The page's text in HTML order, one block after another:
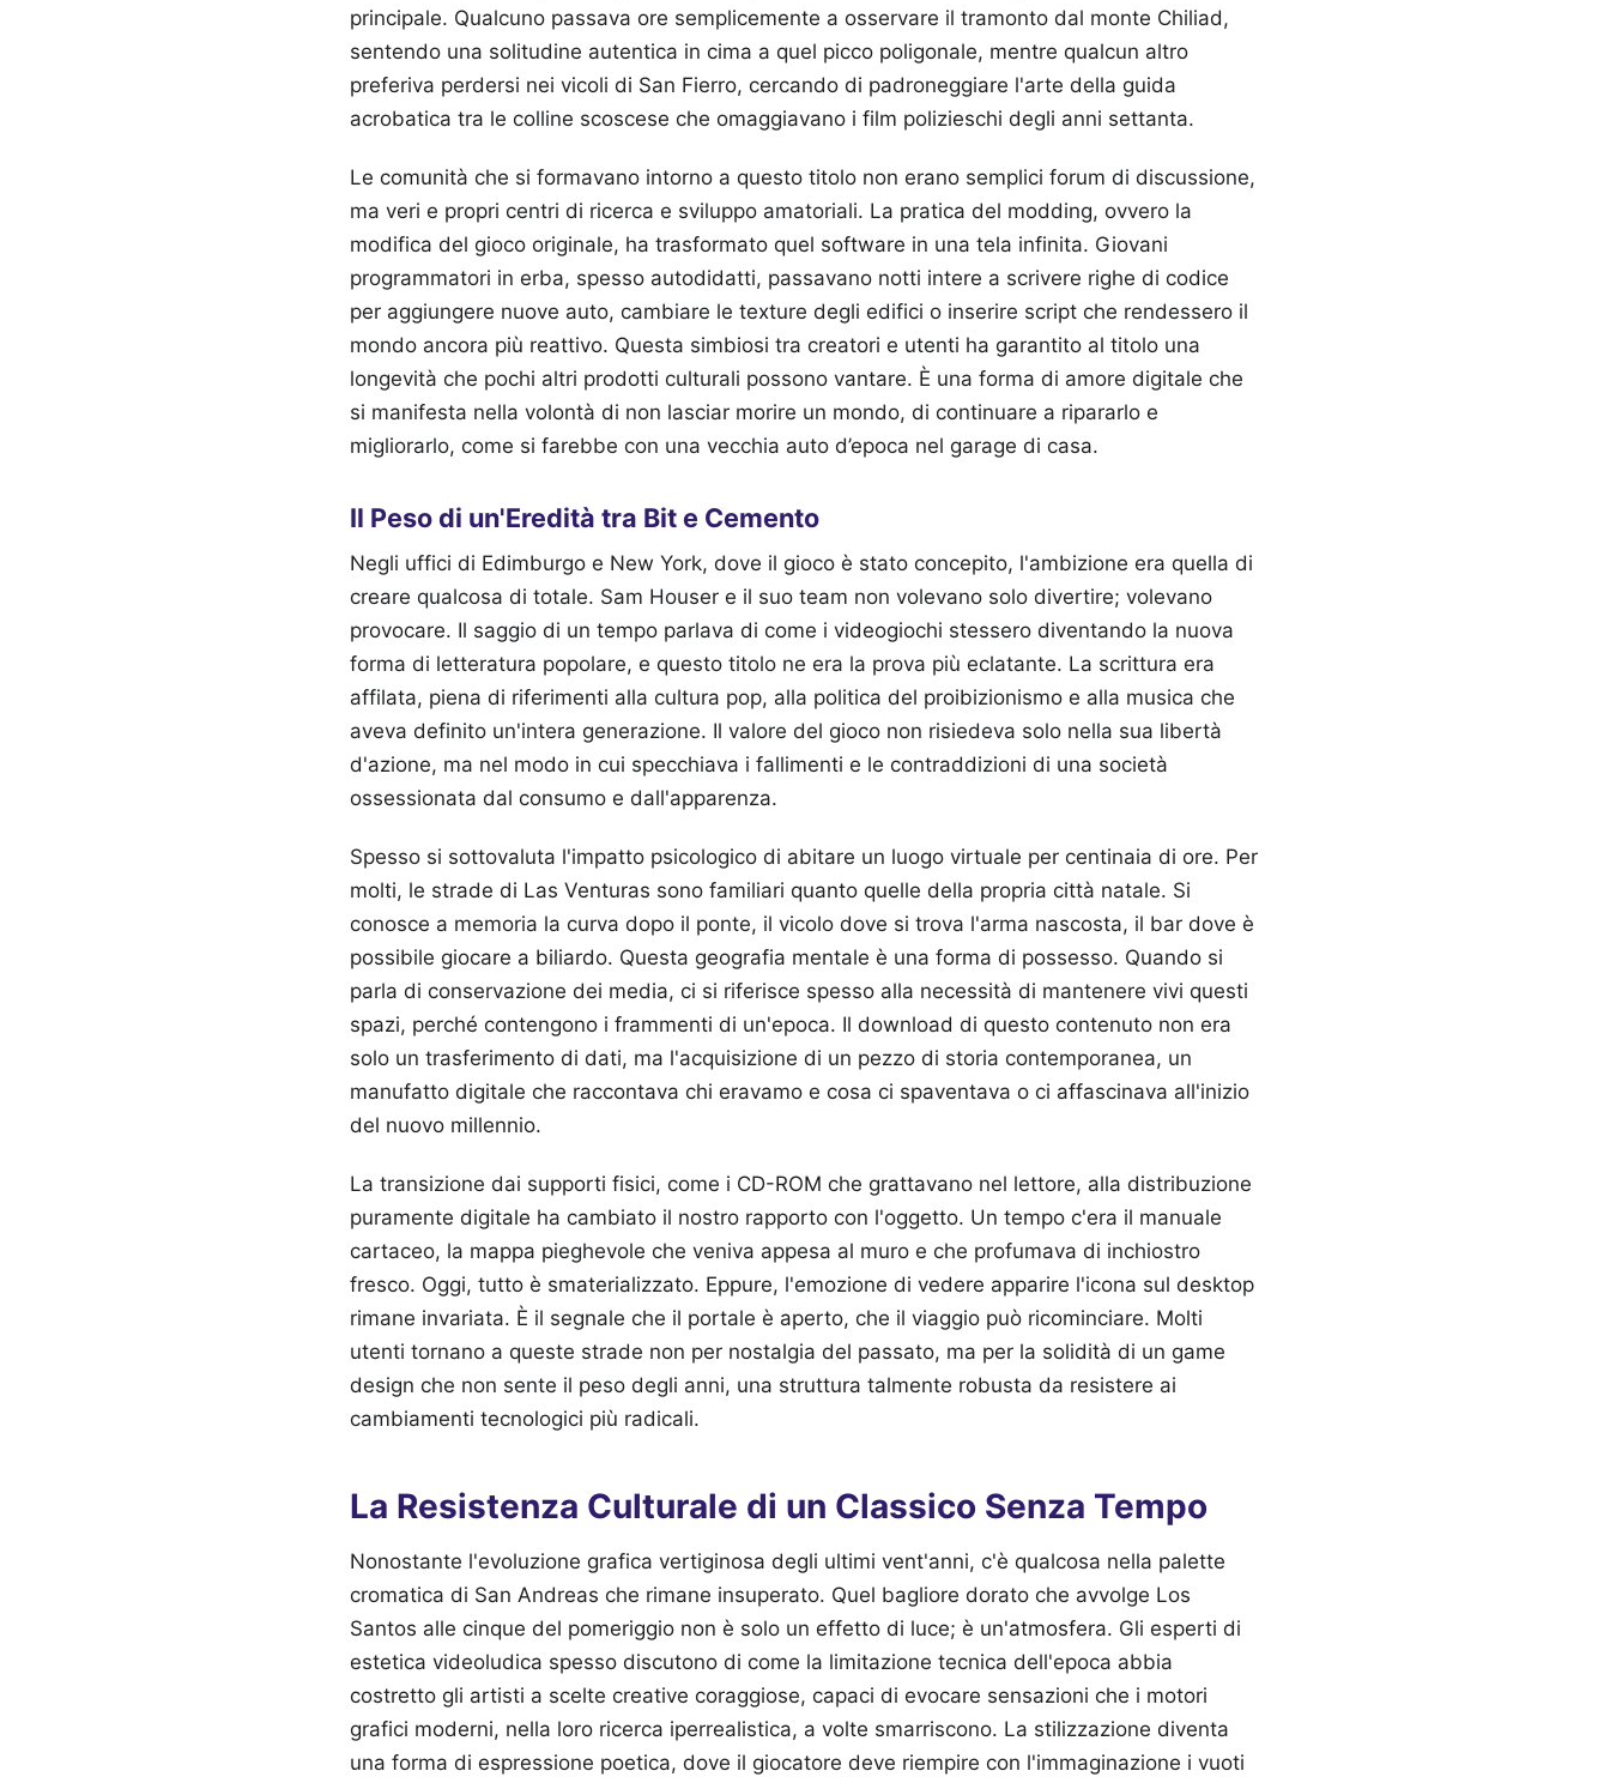
principale. Qualcuno passava ore semplicemente a osservare il tramonto dal monte Chiliad,
sentendo una solitudine autentica in cima a quel picco poligonale, mentre qualcun altro
preferiva perdersi nei vicoli di San Fierro, cercando di padroneggiare l'arte della guida
acrobatica tra le colline scoscese che omaggiavano i film polizieschi degli anni settanta.
Le comunità che si formavano intorno a questo titolo non erano semplici forum di discussione,
ma veri e propri centri di ricerca e sviluppo amatoriali. La pratica del modding, ovvero la
modifica del gioco originale, ha trasformato quel software in una tela infinita. Giovani
programmatori in erba, spesso autodidatti, passavano notti intere a scrivere righe di codice
per aggiungere nuove auto, cambiare le texture degli edifici o inserire script che rendessero il
mondo ancora più reattivo. Questa simbiosi tra creatori e utenti ha garantito al titolo una
longevità che pochi altri prodotti culturali possono vantare. È una forma di amore digitale che
si manifesta nella volontà di non lasciar morire un mondo, di continuare a ripararlo e
migliorarlo, come si farebbe con una vecchia auto d’epoca nel garage di casa.
Il Peso di un'Eredità tra Bit e Cemento
Negli uffici di Edimburgo e New York, dove il gioco è stato concepito, l'ambizione era quella di
creare qualcosa di totale. Sam Houser e il suo team non volevano solo divertire; volevano
provocare. Il saggio di un tempo parlava di come i videogiochi stessero diventando la nuova
forma di letteratura popolare, e questo titolo ne era la prova più eclatante. La scrittura era
affilata, piena di riferimenti alla cultura pop, alla politica del proibizionismo e alla musica che
aveva definito un'intera generazione. Il valore del gioco non risiedeva solo nella sua libertà
d'azione, ma nel modo in cui specchiava i fallimenti e le contraddizioni di una società
ossessionata dal consumo e dall'apparenza.
Spesso si sottovaluta l'impatto psicologico di abitare un luogo virtuale per centinaia di ore. Per
molti, le strade di Las Venturas sono familiari quanto quelle della propria città natale. Si
conosce a memoria la curva dopo il ponte, il vicolo dove si trova l'arma nascosta, il bar dove è
possibile giocare a biliardo. Questa geografia mentale è una forma di possesso. Quando si
parla di conservazione dei media, ci si riferisce spesso alla necessità di mantenere vivi questi
spazi, perché contengono i frammenti di un'epoca. Il download di questo contenuto non era
solo un trasferimento di dati, ma l'acquisizione di un pezzo di storia contemporanea, un
manufatto digitale che raccontava chi eravamo e cosa ci spaventava o ci affascinava all'inizio
del nuovo millennio.
La transizione dai supporti fisici, come i CD-ROM che grattavano nel lettore, alla distribuzione
puramente digitale ha cambiato il nostro rapporto con l'oggetto. Un tempo c'era il manuale
cartaceo, la mappa pieghevole che veniva appesa al muro e che profumava di inchiostro
fresco. Oggi, tutto è smaterializzato. Eppure, l'emozione di vedere apparire l'icona sul desktop
rimane invariata. È il segnale che il portale è aperto, che il viaggio può ricominciare. Molti
utenti tornano a queste strade non per nostalgia del passato, ma per la solidità di un game
design che non sente il peso degli anni, una struttura talmente robusta da resistere ai
cambiamenti tecnologici più radicali.
La Resistenza Culturale di un Classico Senza Tempo
Nonostante l'evoluzione grafica vertiginosa degli ultimi vent'anni, c'è qualcosa nella palette
cromatica di San Andreas che rimane insuperato. Quel bagliore dorato che avvolge Los
Santos alle cinque del pomeriggio non è solo un effetto di luce; è un'atmosfera. Gli esperti di
estetica videoludica spesso discutono di come la limitazione tecnica dell'epoca abbia
costretto gli artisti a scelte creative coraggiose, capaci di evocare sensazioni che i motori
grafici moderni, nella loro ricerca iperrealistica, a volte smarriscono. La stilizzazione diventa
una forma di espressione poetica, dove il giocatore deve riempire con l'immaginazione i vuoti